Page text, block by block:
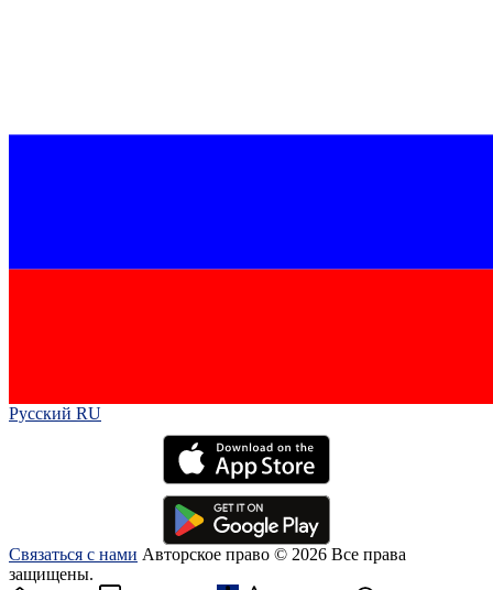
Русский RU‎
Связаться с нами Авторское право © 2026 Все права
защищены.